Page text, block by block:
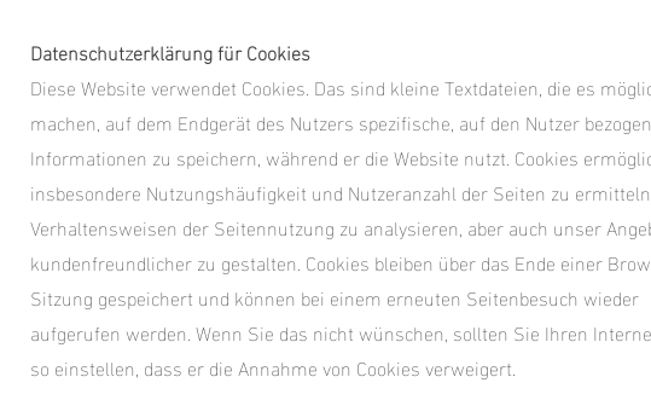
Datenschutzerklärung für Cookies
Diese Website verwendet Cookies. Das sind kleine Textdateien, die es
machen, auf dem Endgerät des Nutzers spezifische, auf den Nutzer
Informationen zu speichern, während er die Website nutzt. Cookies
insbesondere Nutzungshäufigkeit und Nutzeranzahl der Seiten zu
Verhaltensweisen der Seitennutzung zu analysieren, aber auch unser
kundenfreundlicher zu gestalten. Cookies bleiben über das Ende einer
Sitzung gespeichert und können bei einem erneuten Seitenbesuch wieder
aufgerufen werden. Wenn Sie das nicht wünschen, sollten Sie Ihren
so einstellen, dass er die Annahme von Cookies verweigert.